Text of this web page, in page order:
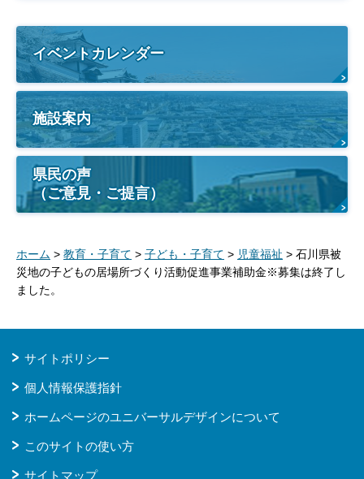
イベントカレンダー
施設案内
県民の声
（ご意見・ご提言）
ホーム > 教育・子育て > 子ども・子育て > 児童福祉 > 石川県被
災地の子どもの居場所づくり活動促進事業補助金※募集は終了し
ました。
サイトポリシー
個人情報保護指針
ホームページのユニバーサルデザインについて
このサイトの使い方
サイトマップ